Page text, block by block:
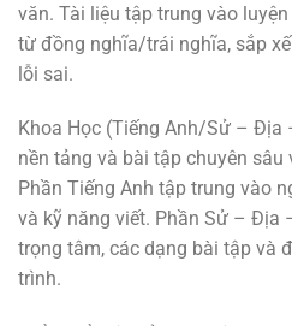
văn. Tài liệu tập trung vào
từ đồng nghĩa/trái nghĩa, sắp
lỗi sai.
Khoa Học (Tiếng Anh/Sử – Địa
nền tảng và bài tập chuyên sâu
Phần Tiếng Anh tập trung vào
và kỹ năng viết. Phần Sử – Địa
trọng tâm, các dạng bài tập và
trình.